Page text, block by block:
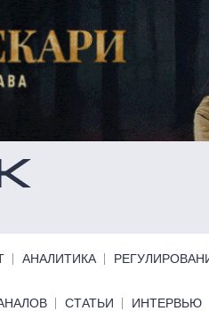
АНАЛИТИКА
СТАТЬИ ИНТЕРВЬЮ